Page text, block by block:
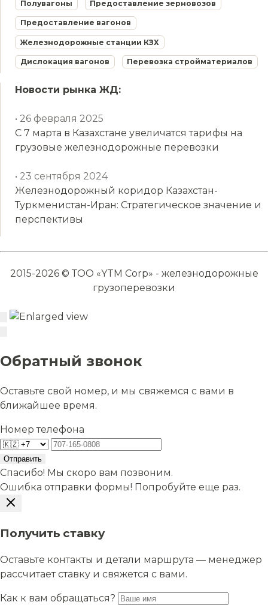
Полувагоны Предоставление зерновозов
Предоставление вагонов
Железнодорожные станции КЗХ
Дислокация вагонов Перевозка стройматериалов
Новости рынка ЖД:
• 26 февраля 2025
С 7 марта в Казахстане увеличатся тарифы на
грузовые железнодорожные перевозки
• 23 сентября 2024
Железнодорожный коридор Казахстан-
Туркменистан-Иран: Стратегическое значение и
перспективы
2015-2026 © ТОО «YTM Corp» - железнодорожные
грузоперевозки
Обратный звонок
Оставьте свой номер, и мы свяжемся с вами в
ближайшее время.
Номер телефона
Отправить
Спасибо! Мы скоро вам позвоним.
Ошибка отправки формы! Попробуйте еще раз.
Получить ставку
Оставьте контакты и детали маршрута — менеджер
рассчитает ставку и свяжется с вами.
Как к вам обращаться?